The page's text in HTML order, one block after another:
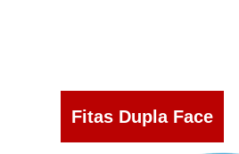
Fitas Dupla Face